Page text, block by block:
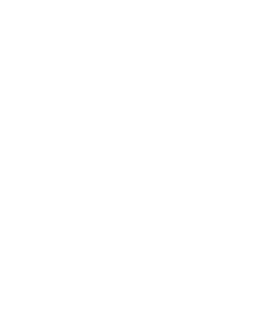
Grey